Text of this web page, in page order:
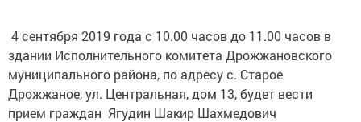
4 сентября 2019 года с 10.00 часов до 11.00 часов в
здании Исполнительного комитета Дрожжановского
муниципального района, по адресу с. Старое
Дрожжаное, ул. Центральная, дом 13, будет вести
прием граждан Ягудин Шакир Шахмедович